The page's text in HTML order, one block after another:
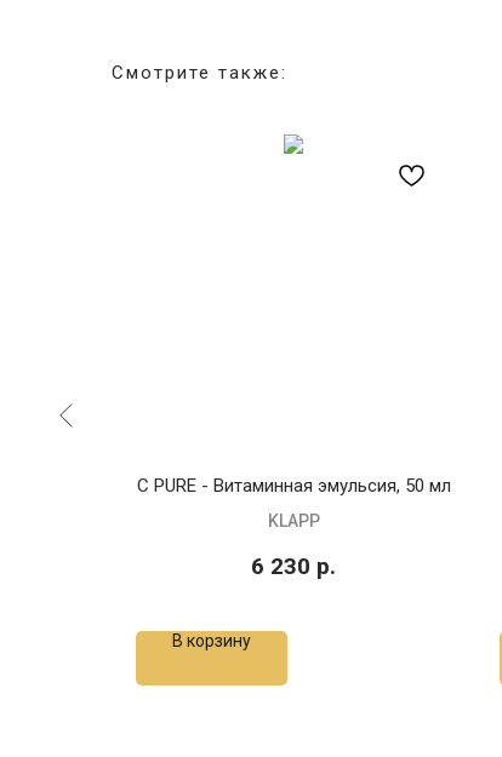
Смотрите также:
C PURE - Витаминная эмульсия, 50 мл
KLAPP
6 230 р.
В корзину